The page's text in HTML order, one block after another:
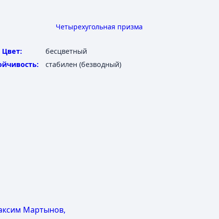
Четырехугольная призма
Цвет:
бесцветный
стабилен (безводный)